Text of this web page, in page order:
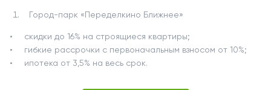
Город-парк «Переделкино Ближнее»
скидки до 16% на строящиеся квартиры;
гибкие рассрочки с первоначальным взносом от 10%;
ипотека от 3,5% на весь срок.